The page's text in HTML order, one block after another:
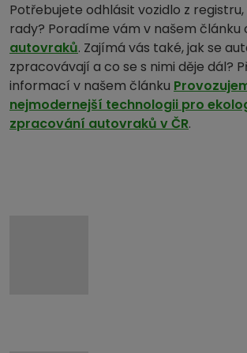
Potřebujete odhlásit vozidlo z
rady? Poradíme vám v našem článku
autovraků. Zajímá vás také, jak se
zpracovávají a co se s nimi děje dál?
informací v našem článku
nejmodernejší technologii pro
zpracování autovraků v ČR.